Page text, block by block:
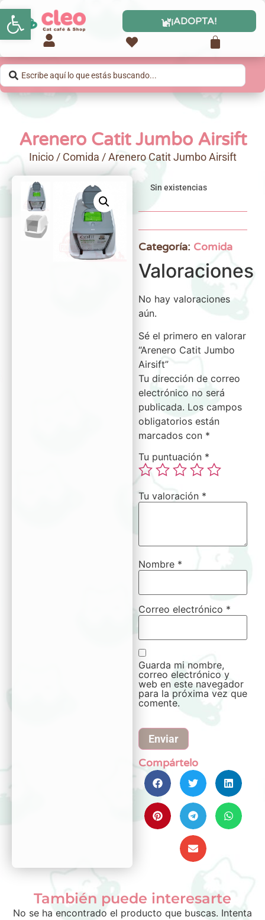
Abrir barra de herramientas ¡ADOPTA!
Arenero Catit Jumbo Airsift
Inicio/ Comida / Arenero Catit Jumbo Airsift
Sin existencias
Categoría: Comida
Valoraciones
No hay valoraciones
aún.
Sé el primero en valorar
“Arenero Catit Jumbo
Airsift”
Tu dirección de correo
electrónico no será
publicada. Los campos
obligatorios están
marcados con *
Tu puntuación *
Tu valoración *
Nombre *
Correo electrónico *
Guarda mi nombre,
correo electrónico y
web en este navegador
para la próxima vez que
comente.
Compártelo
También puede interesarte
No se ha encontrado el producto que buscas. Intenta